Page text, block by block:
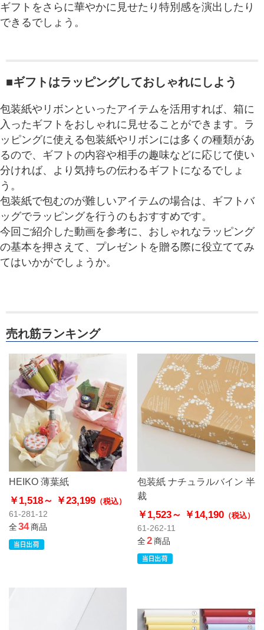
ギフトをさらに華やかに見せたり特別感を演出したり
できるでしょう。
■ギフトはラッピングしておしゃれにしよう
包装紙やリボンといったアイテムを活用すれば、箱に
入ったギフトをおしゃれに見せることができます。ラ
ッピングに使える包装紙やリボンには多くの種類があ
るので、ギフトの内容や相手の趣味などに応じて使い
分ければ、より気持ちの伝わるギフトになるでしょ
う。
包装紙で包むのが難しいアイテムの場合は、ギフトバ
ッグでラッピングを行うのもおすすめです。
今回ご紹介した動画を参考に、おしゃれなラッピング
の基本を押さえて、プレゼントを贈る際に役立ててみ
てはいかがでしょうか。
売れ筋ランキング
HEIKO 薄葉紙
￥1,518～ ￥23,199 （税込）
61-281-12
全34商品
包装紙 ナチュラルバイン 半
裁
￥1,523～ ￥14,190（税込）
61-262-11
全2商品